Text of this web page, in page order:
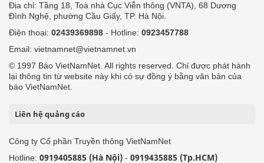
Địa chỉ: Tầng 18, Toà nhà Cục Viễn thông (VNTA), 68 Dương
Đình Nghệ, phường Cầu Giấy, TP. Hà Nội.
Điện thoại: 02439369898 - Hotline: 0923457788
Email: vietnamnet@vietnamnet.vn
© 1997 Báo VietNamNet. All rights reserved. Chỉ được phát hành
lại thông tin từ website này khi có sự đồng ý bằng văn bản của
báo VietNamNet.
Liên hệ quảng cáo
Công ty Cổ phần Truyền thông VietNamNet
Hotline: 0919405885 (Hà Nội) - 0919435885 (Tp.HCM)